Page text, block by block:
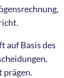
auf Basis des
prägen.